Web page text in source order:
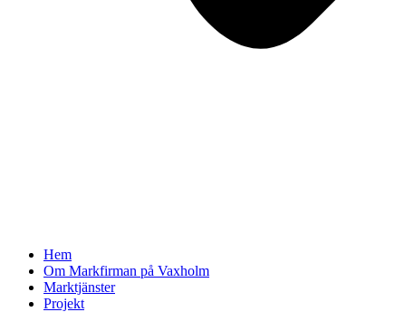
Hem
Om Markfirman på Vaxholm
Marktjänster
Projekt